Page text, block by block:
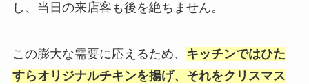
し、当日の来店客も後を絶ちません。
この膨大な需要に応えるため、 キッチンではひた
すらオリジナルチキンを揚げ、それをクリスマス